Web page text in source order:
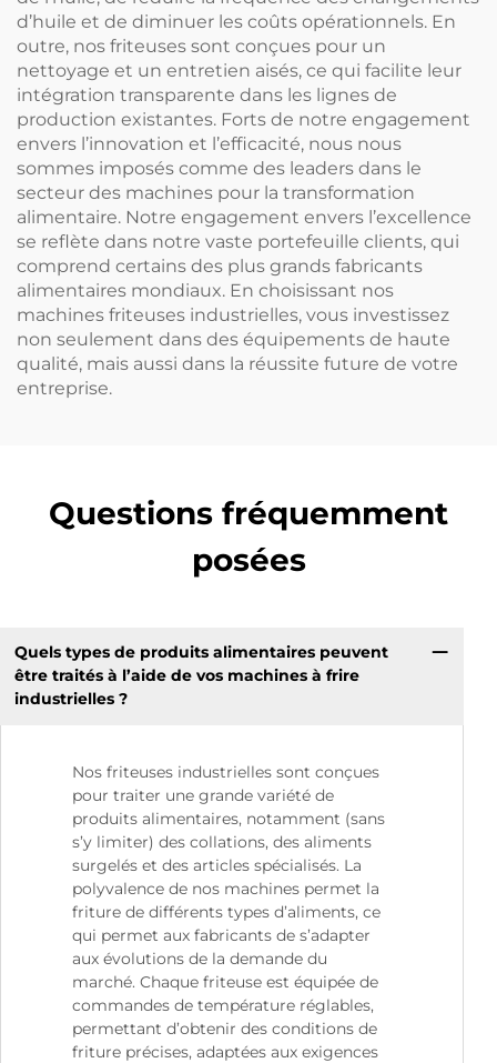
d’huile et de diminuer les coûts opérationnels. En
outre, nos friteuses sont conçues pour un
nettoyage et un entretien aisés, ce qui facilite leur
intégration transparente dans les lignes de
production existantes. Forts de notre engagement
envers l’innovation et l’efficacité, nous nous
sommes imposés comme des leaders dans le
secteur des machines pour la transformation
alimentaire. Notre engagement envers l’excellence
se reflète dans notre vaste portefeuille clients, qui
comprend certains des plus grands fabricants
alimentaires mondiaux. En choisissant nos
machines friteuses industrielles, vous investissez
non seulement dans des équipements de haute
qualité, mais aussi dans la réussite future de votre
entreprise.
Questions fréquemment
posées
Quels types de produits alimentaires peuvent
être traités à l’aide de vos machines à frire
industrielles ?
Nos friteuses industrielles sont conçues
pour traiter une grande variété de
produits alimentaires, notamment (sans
s’y limiter) des collations, des aliments
surgelés et des articles spécialisés. La
polyvalence de nos machines permet la
friture de différents types d’aliments, ce
qui permet aux fabricants de s’adapter
aux évolutions de la demande du
marché. Chaque friteuse est équipée de
commandes de température réglables,
permettant d’obtenir des conditions de
friture précises, adaptées aux exigences